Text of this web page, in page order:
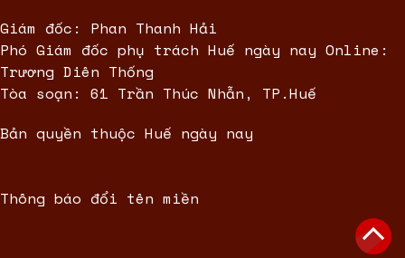
Giám đốc: Phan Thanh Hải
Phó Giám đốc phụ trách Huế ngày nay Online:
Trương Diên Thống
Tòa soạn: 61 Trần Thúc Nhẫn, TP.Huế
Bản quyền thuộc Huế ngày nay
Thông báo đổi tên miền